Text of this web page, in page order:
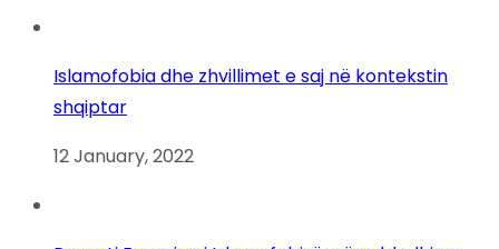
Islamofobia dhe zhvillimet e saj në kontekstin
shqiptar
12 January, 2022